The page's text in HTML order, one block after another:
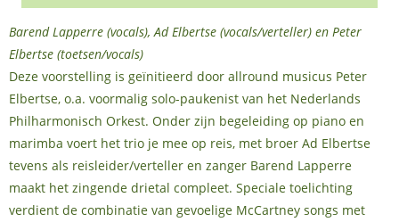
Barend Lapperre (vocals), Ad Elbertse (vocals/verteller) en Peter
Elbertse (toetsen/vocals)
Deze voorstelling is geïnitieerd door allround musicus Peter
Elbertse, o.a. voormalig solo-paukenist van het Nederlands
Philharmonisch Orkest. Onder zijn begeleiding op piano en
marimba voert het trio je mee op reis, met broer Ad Elbertse
tevens als reisleider/verteller en zanger Barend Lapperre
maakt het zingende drietal compleet. Speciale toelichting
verdient de combinatie van gevoelige McCartney songs met